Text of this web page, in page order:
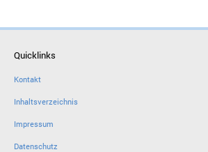
Quicklinks
Kontakt
Inhaltsverzeichnis
Impressum
Datenschutz